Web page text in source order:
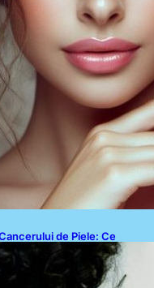
de Piele: Ce
Ne Proteja